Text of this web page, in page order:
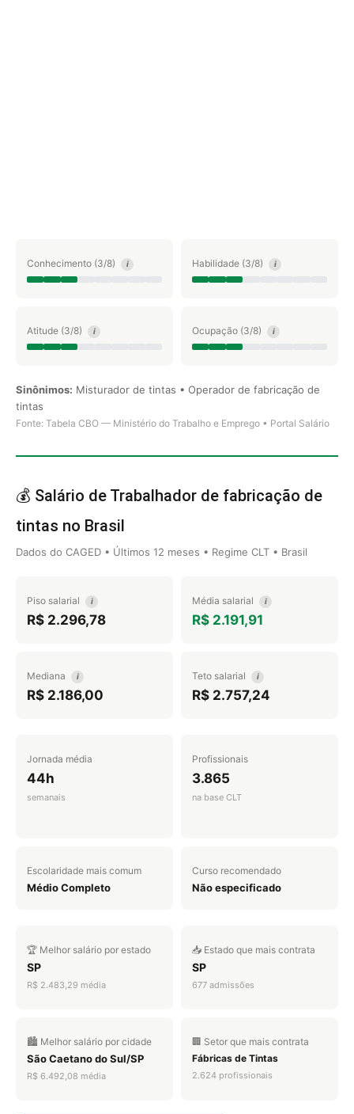
Conhecimento (3/8) i Habilidade (3/8) i
Atitude (3/8) i Ocupação (3/8) i
Sinônimos: Misturador de tintas • Operador de fabricação de
tintas
Fonte: Tabela CBO — Ministério do Trabalho e Emprego • Portal Salário
💰 Salário de Trabalhador de fabricação de
tintas no Brasil
Dados do CAGED • Últimos 12 meses • Regime CLT • Brasil
Piso salarial i
R$ 2.296,78
Média salarial i
R$ 2.191,91
Mediana i
R$ 2.186,00
Teto salarial i
R$ 2.757,24
Jornada média
44h
semanais
Profissionais
3.865
na base CLT
Escolaridade mais comum
Médio Completo
Curso recomendado
Não especificado
🏆 Melhor salário por estado
SP
R$ 2.483,29 média
📥 Estado que mais contrata
SP
677 admissões
🏙️ Melhor salário por cidade
São Caetano do Sul/SP
R$ 6.492,08 média
🏢 Setor que mais contrata
Fábricas de Tintas
2.624 profissionais